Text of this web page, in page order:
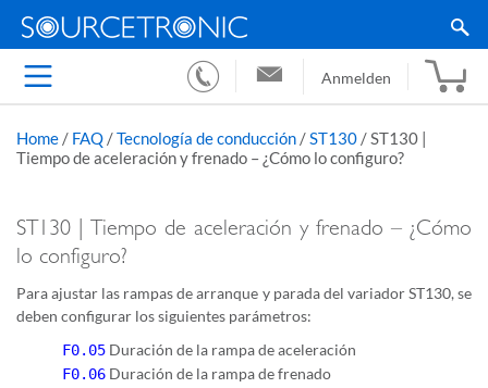
Anmelden
Home / FAQ /Tecnología de conducción / ST130 / ST130 |
Tiempo de aceleración y frenado – ¿Cómo lo configuro?
ST130 | Tiempo de aceleración y frenado – ¿Cómo
lo configuro?
Para ajustar las rampas de arranque y parada del variador ST130, se
deben configurar los siguientes parámetros:
F0.05 Duración de la rampa de aceleración
F0.06 Duración de la rampa de frenado